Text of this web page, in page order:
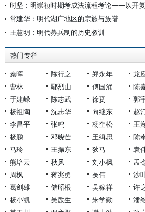
时坚：明崇祯时期考成法流程考论——以开
常建华：明代湖广地区的宗族与族谱
王慧明：明代募兵制的历史教训
热门专栏
秦晖 陈行之 郑永年 龙
曹林
鄢烈山 傅国涌 陈
于建嵘
陈志武 徐贲 郭
杨祖陶
沈志华 向继东 赵
李昌平
张鸣 杨奎松 王
杨鹏
邓晓芒 王缉思 陈
马玲
王振东 狄马 袁
熊培云
秋风 刘小枫 孟
周枫
蒋兆勇 吴伟 沙
葛剑雄
储昭根 吴稼祥 许
杨小凯
吴励生 朱学勤 潘